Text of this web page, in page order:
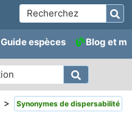
Guide espèces Blog et
> Synonymes de dispersabilité